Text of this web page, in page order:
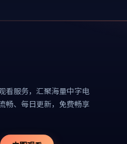
看服务，汇聚海量中字电
畅、每日更新，免费畅享